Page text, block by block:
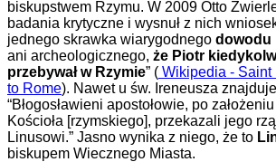
biskupstwem Rzymu. W 2009 Otto
badania krytyczne i wysnuł z nich
jednego skrawka wiarygodnego dowodu
ani archeologicznego, że Piotr
przebywał w Rzymie” ( Wikipedia - Saint
to Rome). Nawet u św. Ireneusza
“Błogosławieni apostołowie, po
Kościoła [rzymskiego], przekazali jego
Linusowi.” Jasno wynika z niego, że to
biskupem Wiecznego Miasta.